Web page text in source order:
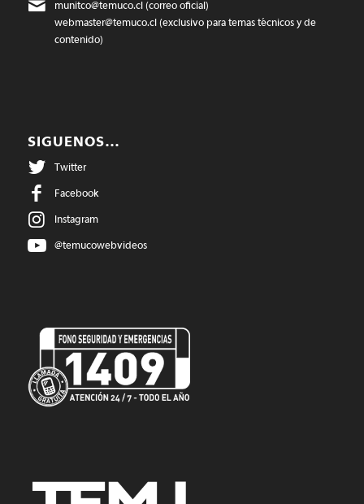
munitco@temuco.cl(correo oficial)
webmaster@temuco.cl(exclusivo para temas técnicos y de
contenido)
SIGUENOS…
Twitter
Facebook
Instagram
@temucowebvideos